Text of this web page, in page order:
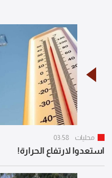
محليات 03:58
استعدوا لارتفاع الحرارة!